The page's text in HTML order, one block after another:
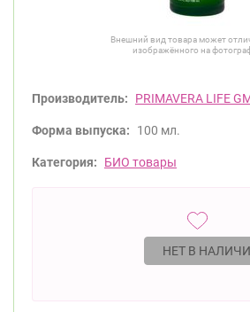
Внешний вид товара может
изображённого на
Производитель: PRIMAVERA LIFE
Форма выпуска: 100 мл.
Категория: БИО товары
НЕТ В